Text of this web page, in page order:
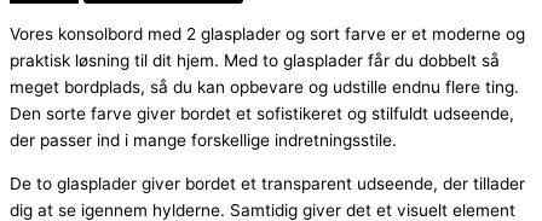
Vores konsolbord med 2 glasplader og sort farve er et moderne og
praktisk løsning til dit hjem. Med to glasplader får du dobbelt så
meget bordplads, så du kan opbevare og udstille endnu flere ting.
Den sorte farve giver bordet et sofistikeret og stilfuldt udseende,
der passer ind i mange forskellige indretningsstile.
De to glasplader giver bordet et transparent udseende, der tillader
dig at se igennem hylderne. Samtidig giver det et visuelt element